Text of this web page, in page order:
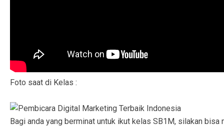
Foto saat di Kelas :
Bagi anda yang berminat untuk ikut kelas SB1M, silakan